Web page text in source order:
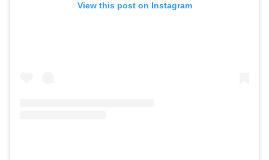
View this post on Instagram